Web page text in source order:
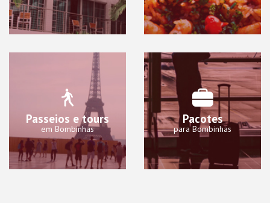
Passeios e tours
em Bombinhas
Pacotes
para Bombinhas